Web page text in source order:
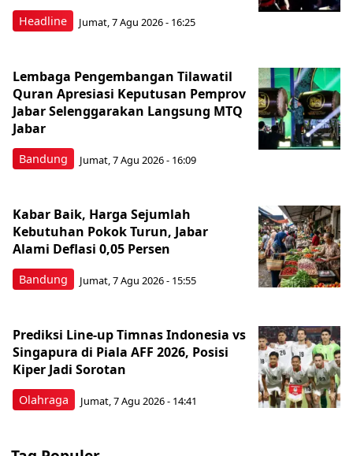
Headline Jumat, 7 Agu 2026 - 16:25
Bandung
Lembaga Pengembangan Tilawatil
Quran Apresiasi Keputusan Pemprov
Jabar Selenggarakan Langsung MTQ
Jabar
Jumat, 7 Agu 2026 - 16:09
Bandung
Kabar Baik, Harga Sejumlah
Kebutuhan Pokok Turun, Jabar
Alami Deflasi 0,05 Persen
Jumat, 7 Agu 2026 - 15:55
Olahraga
Prediksi Line-up Timnas Indonesia vs
Singapura di Piala AFF 2026, Posisi
Kiper Jadi Sorotan
Jumat, 7 Agu 2026 - 14:41